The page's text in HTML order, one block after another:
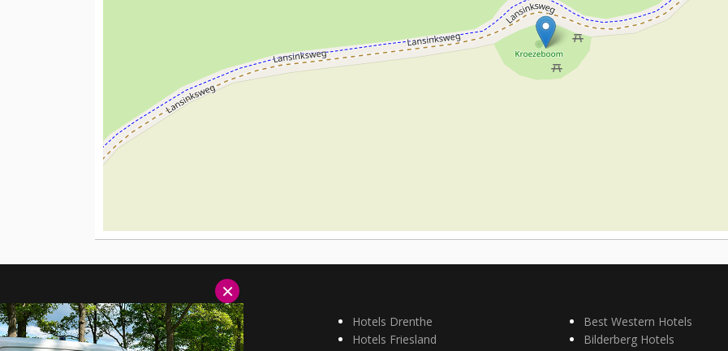
Hotels Duitsland
Hotels België
Hotels Drenthe
Hotels Friesland
Best Western Hotels
Bilderberg Hotels
×